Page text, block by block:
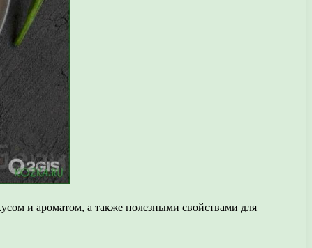
и ароматом, а также полезными свойствами для